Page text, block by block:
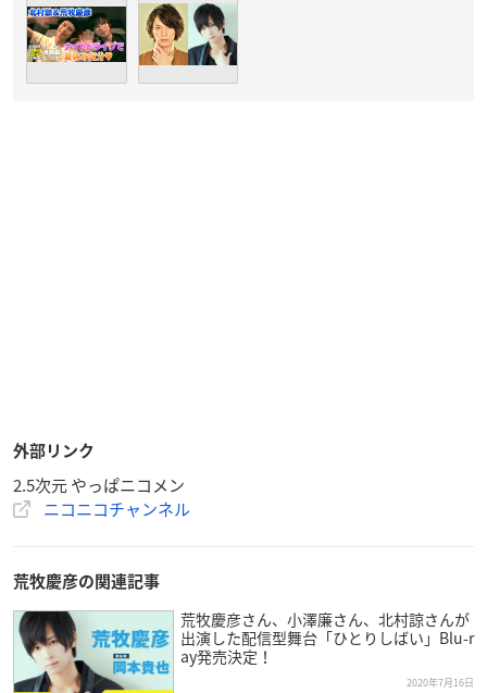
外部リンク
2.5次元 やっぱニコメン
ニコニコチャンネル
荒牧慶彦の関連記事
荒牧慶彦さん、小澤廉さん、北村諒さんが
出演した配信型舞台「ひとりしばい」Blu-r
ay発売決定！
2020年7月16日